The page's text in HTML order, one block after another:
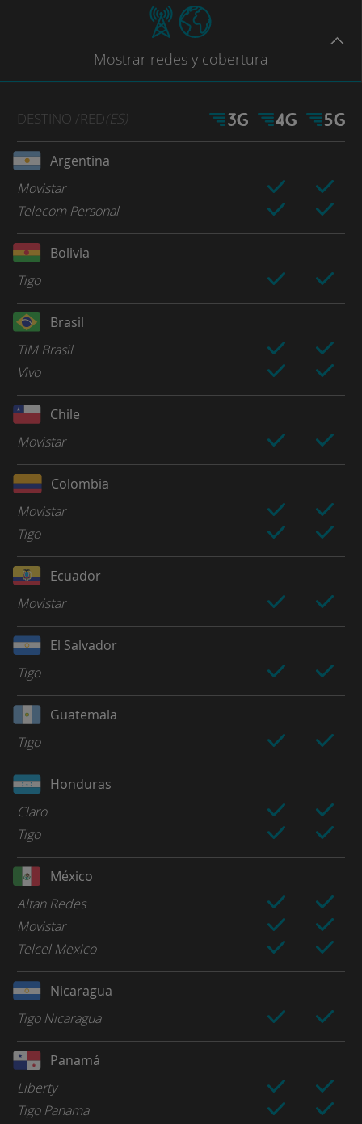
Mostrar redes y cobertura
DESTINO /RED(ES)
Argentina
Movistar
Telecom Personal
Bolivia
Tigo
Brasil
TIM Brasil
Vivo
Chile
Movistar
Colombia
Movistar
Tigo
Ecuador
Movistar
El Salvador
Tigo
Guatemala
Tigo
Honduras
Claro
Tigo
México
Altan Redes
Movistar
Telcel Mexico
Nicaragua
Tigo Nicaragua
Panamá
Liberty
Tigo Panama